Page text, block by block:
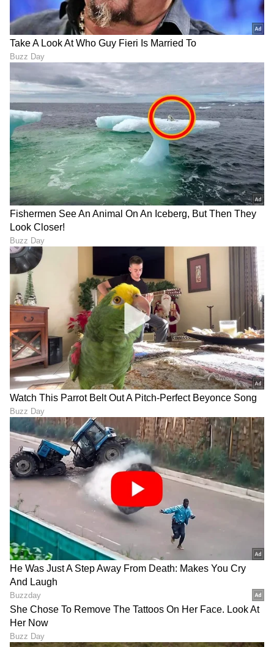
Trade Deal | Party Rounds